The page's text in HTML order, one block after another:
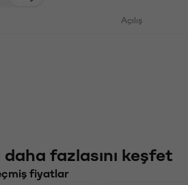
Açılış
fazlasını keşfet
fiyatlar